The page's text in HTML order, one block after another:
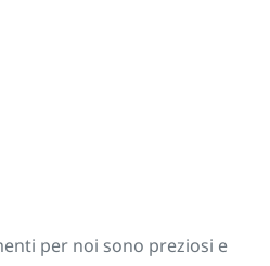
per noi sono preziosi e